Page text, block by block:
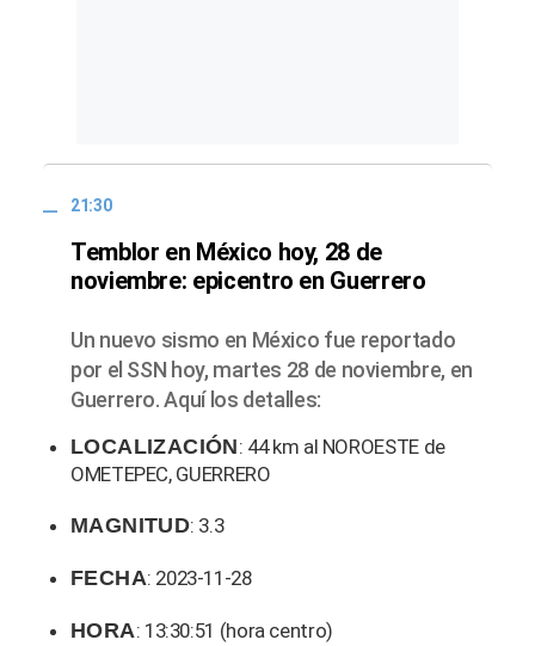
21:30
Temblor en México hoy, 28 de
noviembre: epicentro en Guerrero
Un nuevo sismo en México fue reportado
por el SSN hoy, martes 28 de noviembre, en
Guerrero. Aquí los detalles:
LOCALIZACIÓN: 44 km al NOROESTE de
OMETEPEC, GUERRERO
MAGNITUD: 3.3
FECHA: 2023-11-28
HORA: 13:30:51 (hora centro)